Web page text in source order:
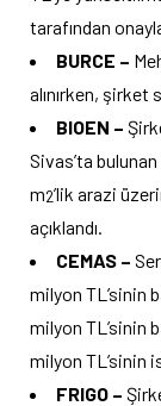
tarafından
BURCE –
alınırken, şirket
BIOEN –
Sivas’ta
m2’lik arazi
açıklandı.
CEMAS –
milyon TL’sinin
milyon TL’sinin
milyon TL’sinin
FRIGO –